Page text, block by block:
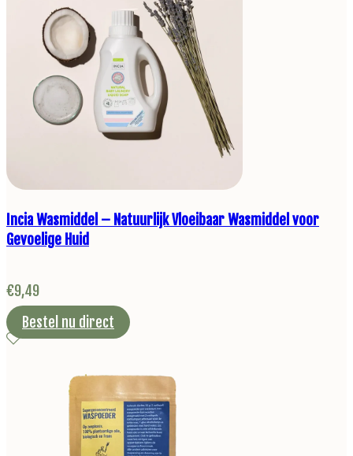
Incia Wasmiddel – Natuurlijk Vloeibaar Wasmiddel voor
Gevoelige Huid
€9,49
Bestel nu direct